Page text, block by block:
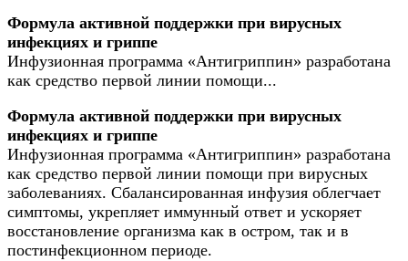
Формула активной поддержки при вирусных
инфекциях и гриппе
Инфузионная программа «Антигриппин» разработана
как средство первой линии помощи...
Формула активной поддержки при вирусных
инфекциях и гриппе
Инфузионная программа «Антигриппин» разработана
как средство первой линии помощи при вирусных
заболеваниях. Сбалансированная инфузия облегчает
симптомы, укрепляет иммунный ответ и ускоряет
восстановление организма как в остром, так и в
постинфекционном периоде.